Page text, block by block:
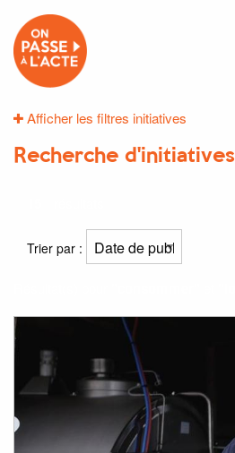
Afficher les filtres initiatives
Recherche d'initiatives
Trier par :